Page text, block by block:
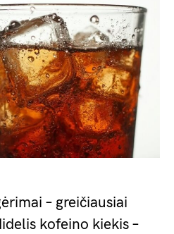
– greičiausiai
kofeino kiekis –